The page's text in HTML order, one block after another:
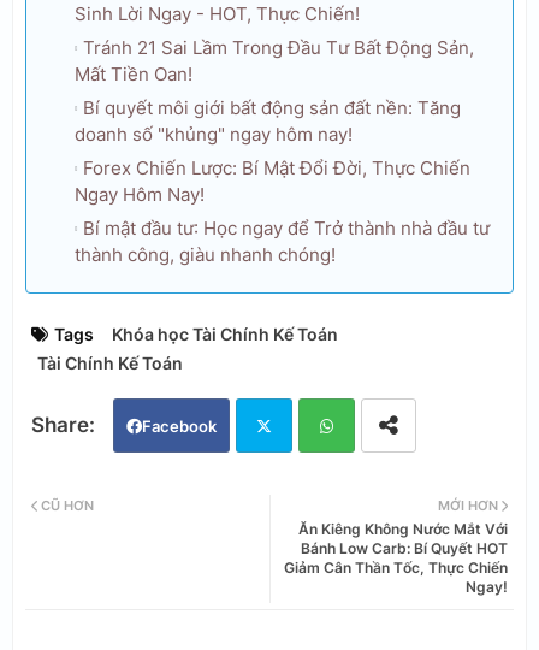
Sinh Lời Ngay - HOT, Thực Chiến!
Tránh 21 Sai Lầm Trong Đầu Tư Bất Động Sản,
Mất Tiền Oan!
Bí quyết môi giới bất động sản đất nền: Tăng
doanh số "khủng" ngay hôm nay!
Forex Chiến Lược: Bí Mật Đổi Đời, Thực Chiến
Ngay Hôm Nay!
Bí mật đầu tư: Học ngay để Trở thành nhà đầu tư
thành công, giàu nhanh chóng!
Tags
Khóa học Tài Chính Kế Toán
Tài Chính Kế Toán
Facebook
ats
MỚI HƠN
Ăn Kiêng Không Nước Mắt Với
Bánh Low Carb: Bí Quyết HOT
Giảm Cân Thần Tốc, Thực Chiến
Ngay!
CŨ HƠN